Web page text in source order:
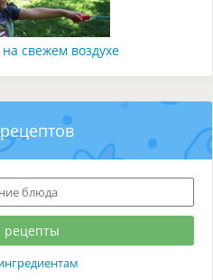
свежем воздухе